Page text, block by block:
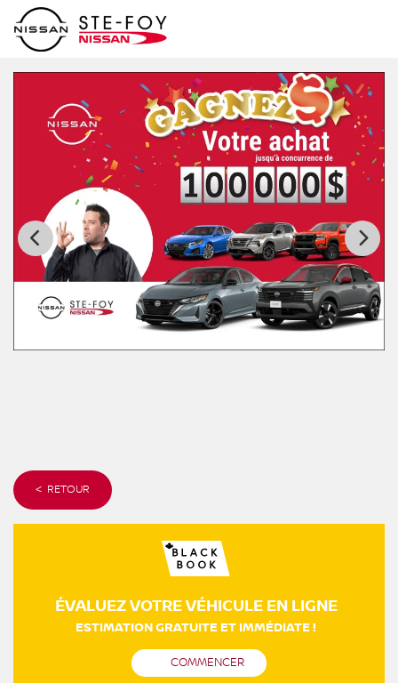
< RETOUR
ÉVALUEZ VOTRE VÉHICULE EN LIGNE
ESTIMATION GRATUITE ET IMMÉDIATE !
COMMENCER